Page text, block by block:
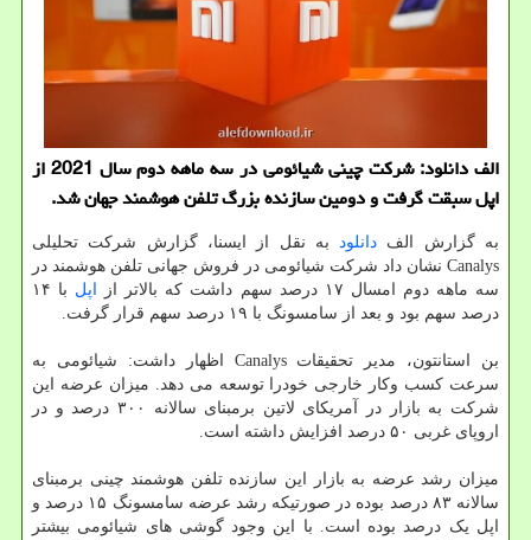
الف دانلود: شرکت چینی شیائومی در سه ماهه دوم سال 2021 از
اپل سبقت گرفت و دومین سازنده بزرگ تلفن هوشمند جهان شد.
به گزارش الف دانلودبه نقل از ایسنا، گزارش شرکت تحلیلی
Canalys نشان داد شرکت شیائومی در فروش جهانی تلفن هوشمند در
سه ماهه دوم امسال ۱۷ درصد سهم داشت که بالاتر از
اپل
با ۱۴
درصد سهم بود و بعد از سامسونگ با ۱۹ درصد سهم قرار گرفت.
بن استانتون، مدیر تحقیقات Canalys اظهار داشت: شیائومی به
سرعت کسب وکار خارجی خودرا توسعه می دهد. میزان عرضه این
شرکت به بازار در آمریکای لاتین برمبنای سالانه ۳۰۰ درصد و در
اروپای غربی ۵۰ درصد افزایش داشته است.
میزان رشد عرضه به بازار این سازنده تلفن هوشمند چینی برمبنای
سالانه ۸۳ درصد بوده در صورتیکه رشد عرضه سامسونگ ۱۵ درصد و
اپل یک درصد بوده است. با این وجود گوشی های شیائومی بیشتر